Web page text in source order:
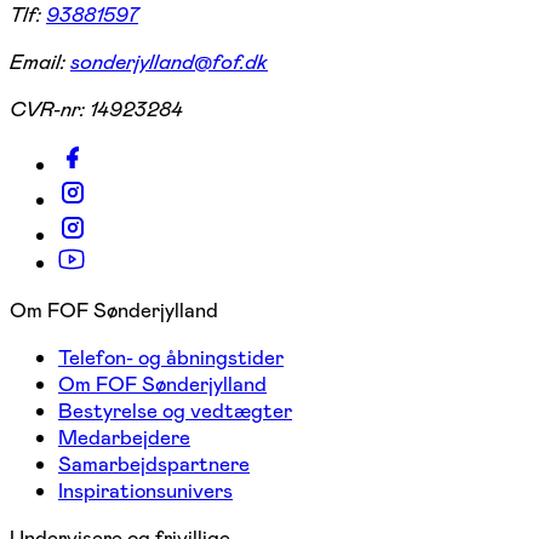
Tlf:93881597
Email:sonderjylland@fof.dk
CVR-nr: 14923284
Om FOF Sønderjylland
Telefon- og åbningstider
Om FOF Sønderjylland
Bestyrelse og vedtægter
Medarbejdere
Samarbejdspartnere
Inspirationsunivers